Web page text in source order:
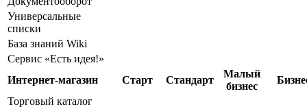
Универсальные
списки
База знаний Wiki
Сервис «Есть идея!»
Интернет-магазин
Старт Стандарт
Малый
бизнес
Торговый каталог